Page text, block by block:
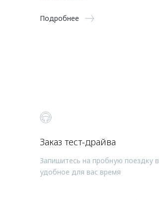
Подробнее
Заказ тест-драйва
Запишитесь на пробную поездку в
удобное для вас время